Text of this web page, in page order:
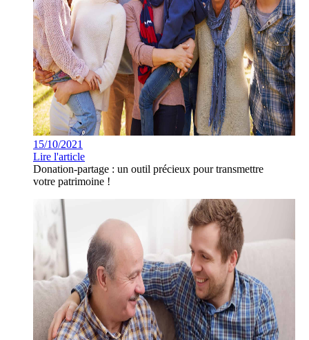
15/10/2021
Lire l'article
Donation-partage : un outil précieux pour transmettre
votre patrimoine !